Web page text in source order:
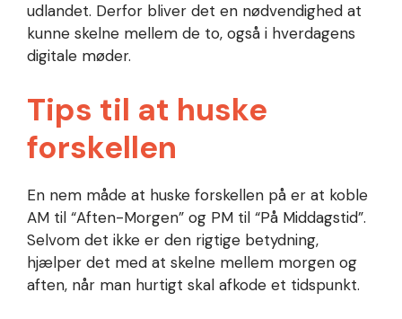
udlandet. Derfor bliver det en nødvendighed at
kunne skelne mellem de to, også i hverdagens
digitale møder.
Tips til at huske
forskellen
En nem måde at huske forskellen på er at koble
AM til “Aften-Morgen” og PM til “På Middagstid”.
Selvom det ikke er den rigtige betydning,
hjælper det med at skelne mellem morgen og
aften, når man hurtigt skal afkode et tidspunkt.